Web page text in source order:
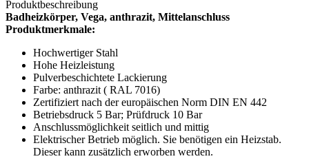
Produktbeschreibung
Badheizkörper, Vega, anthrazit, Mittelanschluss
Produktmerkmale:
Hochwertiger Stahl
Hohe Heizleistung
Pulverbeschichtete Lackierung
Farbe: anthrazit ( RAL 7016)
Zertifiziert nach der europäischen Norm DIN EN 442
Betriebsdruck 5 Bar; Prüfdruck 10 Bar
Anschlussmöglichkeit seitlich und mittig
Elektrischer Betrieb möglich. Sie benötigen ein Heizstab.
Dieser kann zusätzlich erworben werden.